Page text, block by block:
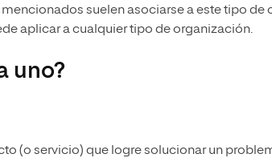
suelen asociarse a este tipo de
aplicar a cualquier tipo de organización.
uno?
(o servicio) que logre solucionar un